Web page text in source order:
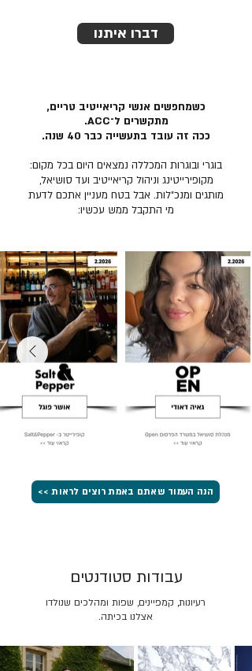
דברו איתנו
כשמחפשים אנשי קריאייטיב טריים,
מתקשרים ל־ACC.
ככה זה עובד בתעשייה כבר 40 שנה.
בוגרי ובוגרות המכללה נמצאים היום בכל מקום:
מקופירייטינג וניהול קריאייטיב ועד סושיאל,
מותגים ומנכ״לות. אבל בטח מעניין אתכם לדעת
מי התקבל ממש עכשיו:
הנה העמוד שאתם באמת רוצים לראות >>
רעיונות, קמפיינים, שפות ומהלכים שנולדו
אצלנו בכיתה.
עבודות סטודנטים